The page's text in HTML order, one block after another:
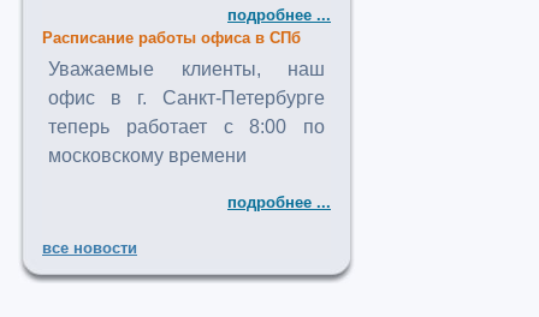
подробнее ...
Расписание работы офиса в СПб
Уважаемые клиенты, наш
офис в г. Санкт-Петербурге
теперь работает с 8:00 по
московскому времени
подробнее ...
все новости